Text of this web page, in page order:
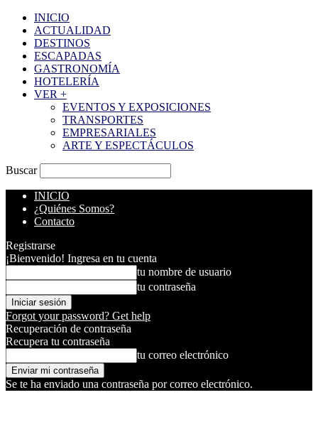
INICIO
ACTUALIDAD
DESTINOS
ESCAPADAS
GASTRONOMÍA
HOTELERÍA
VER +
EVENTOS Y EXPOSICIONES
TRANSPORTES
EMPRESARIALES
ARTE Y ESPECTÁCULOS
Buscar
INICIO
¿Quiénes Somos?
Contacto
Registrarse
¡Bienvenido! Ingresa en tu cuenta
tu nombre de usuario
tu contraseña
Forgot your password? Get help
Recuperación de contraseña
Recupera tu contraseña
tu correo electrónico
Se te ha enviado una contraseña por correo electrónico.